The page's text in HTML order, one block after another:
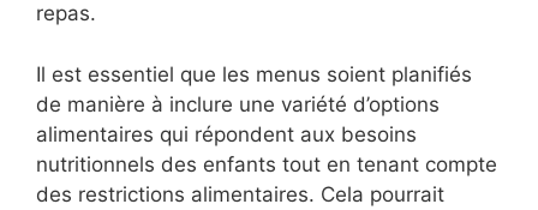
repas.
Il est essentiel que les menus soient planifiés
de manière à inclure une variété d’options
alimentaires qui répondent aux besoins
nutritionnels des enfants tout en tenant compte
des restrictions alimentaires. Cela pourrait